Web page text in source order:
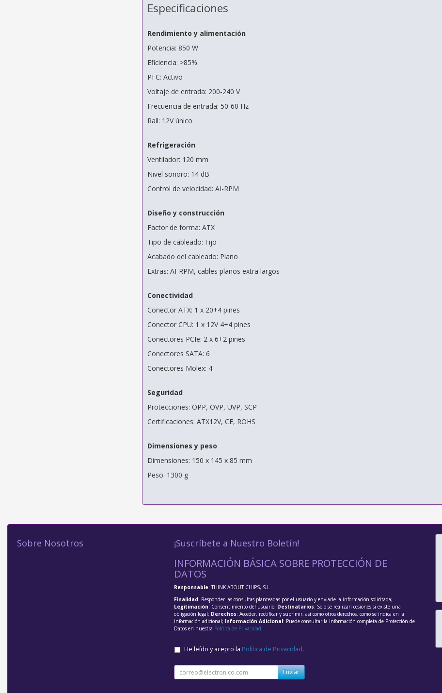
Especificaciones
Rendimiento y alimentación
Potencia: 850 W
Eficiencia: >85%
PFC: Activo
Voltaje de entrada: 200-240 V
Frecuencia de entrada: 50-60 Hz
Raíl: 12V único
Refrigeración
Ventilador: 120 mm
Nivel sonoro: 14 dB
Control de velocidad: AI-RPM
Diseño y construcción
Factor de forma: ATX
Tipo de cableado: Fijo
Acabado del cableado: Plano
Extras: AI-RPM, cables planos extra largos
Conectividad
Conector ATX: 1 x 20+4 pines
Conector CPU: 1 x 12V 4+4 pines
Conectores PCIe: 2 x 6+2 pines
Conectores SATA: 6
Conectores Molex: 4
Seguridad
Protecciones: OPP, OVP, UVP, SCP
Certificaciones: ATX12V, CE, ROHS
Dimensiones y peso
Dimensiones: 150 x 145 x 85 mm
Peso: 1300 g
Sobre Nosotros ¡Suscríbete a Nuestro Boletín!
INFORMACIÓN BÁSICA SOBRE PROTECCIÓN DE
DATOS
Responsable: THINK ABOUT CHIPS, S.L.
Finalidad: Responder las consultas planteadas por el usuario y enviarle la información solicitada;
Legitimación: Consentimiento del usuario; Destinatarios: Solo se realizan cesiones si existe una
obligación legal; Derechos: Acceder, rectificar y suprimir, así como otros derechos, como se indica en la
información adicional; Información Adicional: Puede consultar la información completa de Protección de
Datos en nuestra Política de Privacidad.
He leído y acepto la Política de Privacidad.
Enviar